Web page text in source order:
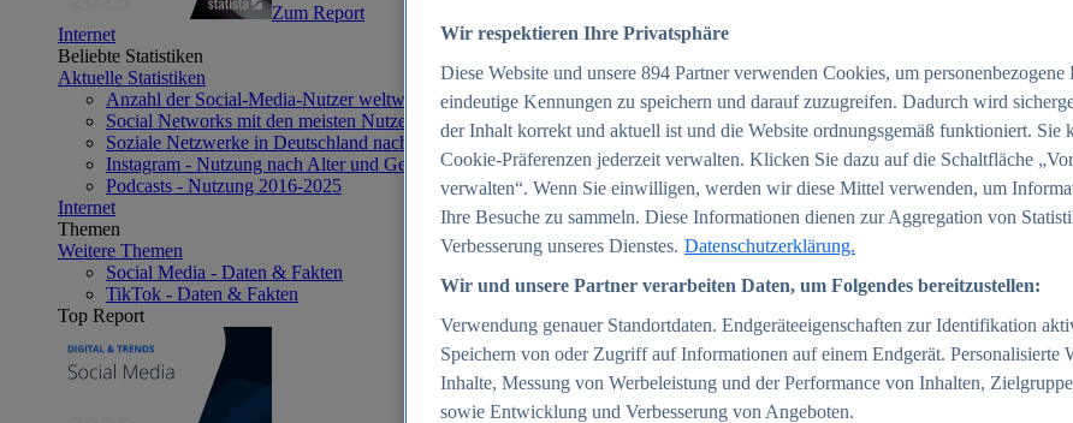
Zum Report
Internet
Beliebte Statistiken
Aktuelle Statistiken
Anzahl der Social-Media-Nutzer weltweit 2012-2025
Social Networks mit den meisten Nutzern weltweit 2025
Soziale Netzwerke in Deutschland nach Generationen 2025
Instagram - Nutzung nach Alter und Geschlecht in Deutschland 2025
Podcasts - Nutzung 2016-2025
Internet
Themen
Weitere Themen
Social Media - Daten & Fakten
TikTok - Daten & Fakten
Top Report
Wir respektieren Ihre Privatsphäre
Diese Website und unsere 894 Partner verwenden Cookies, um personenbezogene
eindeutige Kennungen zu speichern und darauf zuzugreifen. Dadurch wird
der Inhalt korrekt und aktuell ist und die Website ordnungsgemäß funktioniert. Sie
Cookie-Präferenzen jederzeit verwalten. Klicken Sie dazu auf die Schaltfläche
verwalten“. Wenn Sie einwilligen, werden wir diese Mittel verwenden, um
Ihre Besuche zu sammeln. Diese Informationen dienen zur Aggregation von
Verbesserung unseres Dienstes. Datenschutzerklärung.
Wir und unsere Partner verarbeiten Daten, um Folgendes bereitzustellen:
Verwendung genauer Standortdaten. Endgeräteeigenschaften zur Identifikation
Speichern von oder Zugriff auf Informationen auf einem Endgerät. Personalisierte
Inhalte, Messung von Werbeleistung und der Performance von Inhalten,
sowie Entwicklung und Verbesserung von Angeboten.